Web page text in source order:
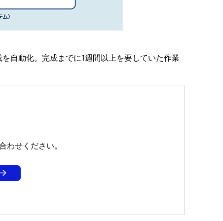
自動化。完成までに1週間以上を要していた作業
わせください。